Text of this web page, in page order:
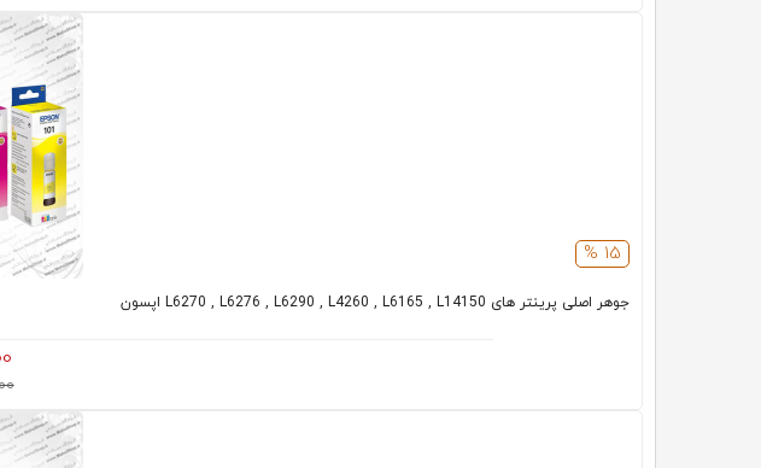
15 %
جوهر اصلی پرینتر های L6270 , L6276 , L6290 , L4260 , L6165 , L14150 اپسون